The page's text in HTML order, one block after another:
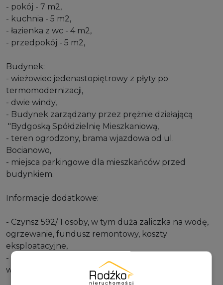
- pokój - 7 m2,
- kuchnia - 5 m2,
- łazienka z wc - 4 m2,
- przedpokój - 5 m2,
Budynek:
- wieżowiec jedenastopiętrowy z płyty po
termomodernizacji,
- dwie windy,
- Budynek zarządzany przez prężnie działającą
"Bydgoską Spółdzielnię Mieszkaniową,
- teren ogrodzony, brama wjazdowa od ul.
Bocianowo,
- miejsca parkingowe dla mieszkańców przed
budynkiem.
Informacje dodatkowe:
- Czynsz 592/ 1 osoby, w tym duża zaliczka na wodę,
ogrzewanie, fundusz remontowy, koszty
eksploatacyjne,
- Dodatkowo płatna energia elektryczna oraz gaz
według zużycia.